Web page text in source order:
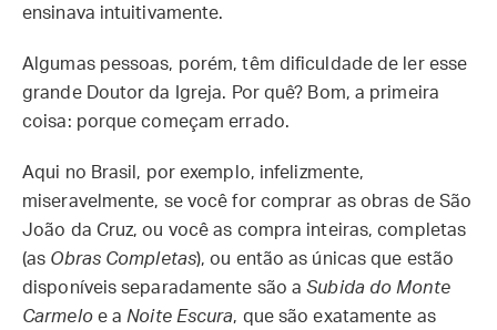
ensinava intuitivamente.
Algumas pessoas, porém, têm dificuldade de ler esse
grande Doutor da Igreja. Por quê? Bom, a primeira
coisa: porque começam errado.
Aqui no Brasil, por exemplo, infelizmente,
miseravelmente, se você for comprar as obras de São
João da Cruz, ou você as compra inteiras, completas
(as Obras Completas), ou então as únicas que estão
disponíveis separadamente são aSubida do Monte
Carmeloe a Noite Escura, que são exatamente as